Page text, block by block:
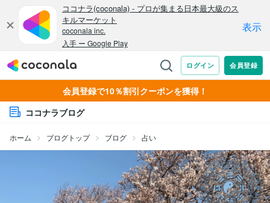
会員登録で10％割引クーポンを獲得！
ココナラブログ
ホーム ブログトップ ブログ 占い